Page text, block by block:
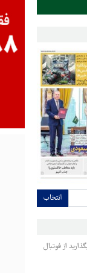
انتخاب
از فوتبال